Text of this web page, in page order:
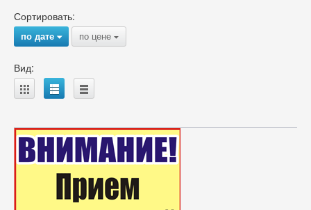
Сортировать:
по дате{ по цене {
Вид:
A B C